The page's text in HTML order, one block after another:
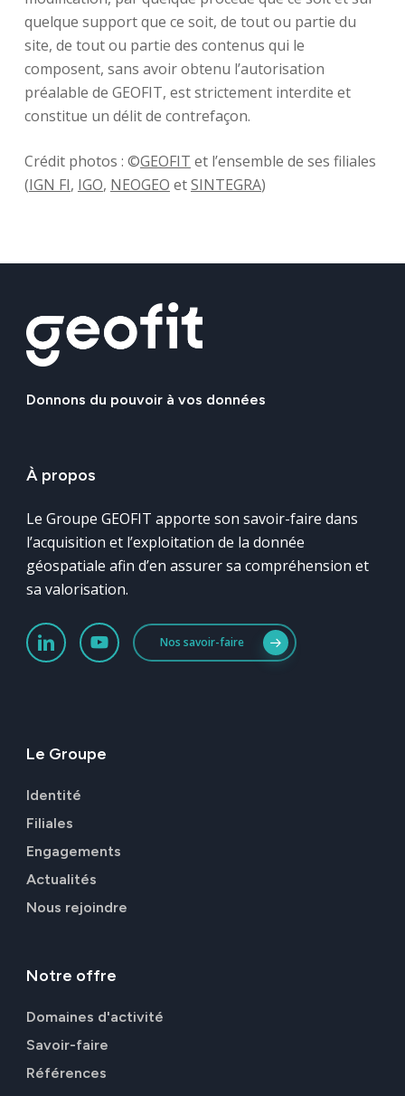
quelque support que ce soit, de tout ou partie du
site, de tout ou partie des contenus qui le
composent, sans avoir obtenu l’autorisation
préalable de GEOFIT, est strictement interdite et
constitue un délit de contrefaçon.
Crédit photos : ©GEOFIT et l’ensemble de ses filiales
(IGN FI, IGO, NEOGEO etSINTEGRA)
Donnons du pouvoir à vos données
À propos
Le Groupe GEOFIT apporte son savoir-faire dans
l’acquisition et l’exploitation de la donnée
géospatiale afin d’en assurer sa compréhension et
sa valorisation.
Nos savoir-faire
Le Groupe
Identité
Filiales
Engagements
Actualités
Nous rejoindre
Notre offre
Domaines d'activité
Savoir-faire
Références
Références
Innovation